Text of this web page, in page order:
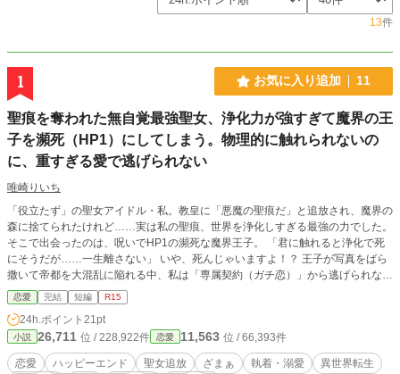
13件
1 お気に入り追加 11
聖痕を奪われた無自覚最強聖女、浄化力が強すぎて魔界の王
子を瀕死（HP1）にしてしまう。物理的に触れられないの
に、重すぎる愛で逃げられない
唯崎りいち
「役立たず」の聖女アイドル・私。教皇に「悪魔の聖痕だ」と追放され、魔界の
森に捨てられたけれど……実は私の聖痕、世界を浄化しすぎる最強の力でした。
そこで出会ったのは、呪いでHP1の瀕死な魔界王子。 「君に触れると浄化で死
にそうだが……一生離さない」 いや、死んじゃいますよ！？ 王子が写真をばら
撒いて帝都を大混乱に陥れる中、私は「専属契約（ガチ恋）」から逃げられない
ようで――！？ 勘違い聖女と執着王子の、ドタバタ魔界ラブコメ！
恋愛 完結 短編 R15
24h.ポイント 21pt
小説 26,711 位 / 228,922件 恋愛 11,563 位 / 66,393件
恋愛 ハッピーエンド 聖女追放 ざまぁ 執着・溺愛
異世界転生